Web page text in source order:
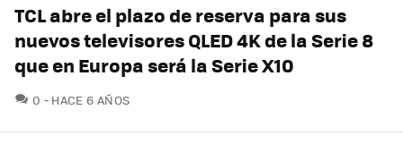
TCL abre el plazo de reserva para sus
nuevos televisores QLED 4K de la Serie 8
que en Europa será la Serie X10
0 COMENTARIOS
HACE 6 AÑOS